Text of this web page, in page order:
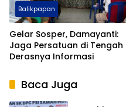
Balikpapan
Gelar Sosper, Damayanti:
Jaga Persatuan di Tengah
Derasnya Informasi
Baca Juga